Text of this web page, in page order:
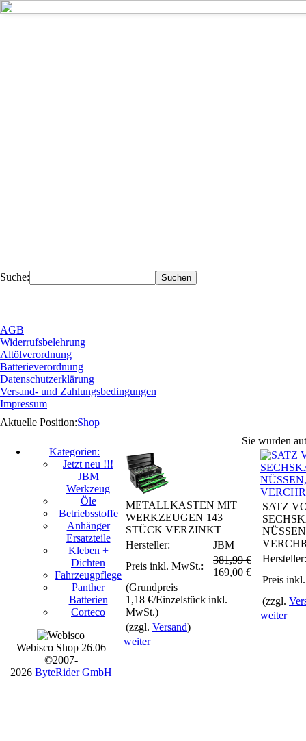
Suche:
AGB
Widerrufsbelehrung
Altölverordnung
Batterieverordnung
Datenschutzerklärung
Versand- und Zahlungsbedingungen
Impressum
Aktuelle Position:Shop
Kategorien:
Jetzt neu !!!
JBM
Werkzeug
Öle
Betriebsstoffe
Anhänger
Ersatzteile
Kleben +
Dichten
Fahrzeugpflege
Panther
Batterien
Corteco
Webisco Shop 26.06
©2007-
2026 ByteRider GmbH
Sie wurden
METALLKASTEN MIT
WERKZEUGEN 143
STÜCK VERZINKT
Hersteller:
JBM
Preis inkl. MwSt.:
381,99 €
169,00 €
(Grundpreis
1,18 €/Einzelstück inkl.
MwSt.)
(zzgl. Versand)
weiter
SATZ
Hersteller:
Preis
(zzgl.
weiter